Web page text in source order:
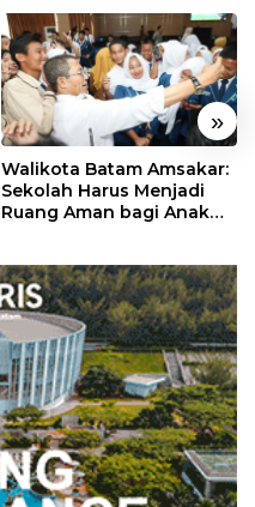
»
Walikota Batam Amsakar:
Sekolah Harus Menjadi
Ruang Aman bagi Anak